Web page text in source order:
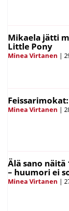
Mikaela jätti
Little Pony
Minea Virtanen |
Minea Virtanen |
Älä sano näitä
– huumori ei
Minea Virtanen |